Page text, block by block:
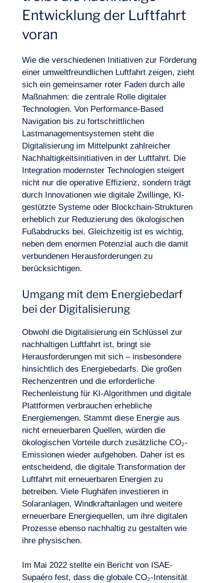
Entwicklung der Luftfahrt
voran
Wie die verschiedenen Initiativen zur Förderung
einer umweltfreundlichen Luftfahrt zeigen, zieht
sich ein gemeinsamer roter Faden durch alle
Maßnahmen: die zentrale Rolle digitaler
Technologien. Von Performance-Based
Navigation bis zu fortschrittlichen
Lastmanagementsystemen steht die
Digitalisierung im Mittelpunkt zahlreicher
Nachhaltigkeitsinitiativen in der Luftfahrt. Die
Integration modernster Technologien steigert
nicht nur die operative Effizienz, sondern trägt
durch Innovationen wie digitale Zwillinge, KI-
gestützte Systeme oder Blockchain-Strukturen
erheblich zur Reduzierung des ökologischen
Fußabdrucks bei. Gleichzeitig ist es wichtig,
neben dem enormen Potenzial auch die damit
verbundenen Herausforderungen zu
berücksichtigen.
Umgang mit dem Energiebedarf
bei der Digitalisierung
Obwohl die Digitalisierung ein Schlüssel zur
nachhaltigen Luftfahrt ist, bringt sie
Herausforderungen mit sich – insbesondere
hinsichtlich des Energiebedarfs. Die großen
Rechenzentren und die erforderliche
Rechenleistung für KI-Algorithmen und digitale
Plattformen verbrauchen erhebliche
Energiemengen. Stammt diese Energie aus
nicht erneuerbaren Quellen, würden die
ökologischen Vorteile durch zusätzliche CO₂-
Emissionen wieder aufgehoben. Daher ist es
entscheidend, die digitale Transformation der
Luftfahrt mit erneuerbaren Energien zu
betreiben. Viele Flughäfen investieren in
Solaranlagen, Windkraftanlagen und weitere
erneuerbare Energiequellen, um ihre digitalen
Prozesse ebenso nachhaltig zu gestalten wie
ihre physischen.
Im Mai 2022 stellte ein Bericht von ISAE-
Supaéro fest, dass die globale CO₂-Intensität